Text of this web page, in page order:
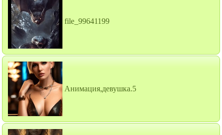
file_99641199
Анимация,девушка.5